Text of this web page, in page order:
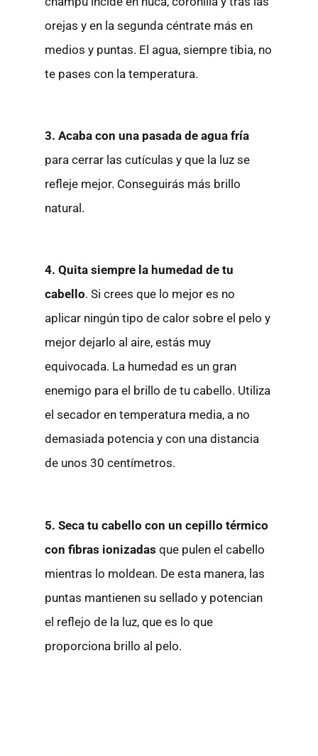
orejas y en la segunda céntrate más en
medios y puntas. El agua, siempre tibia, no
te pases con la temperatura.
3. Acaba con una pasada de agua fría
para cerrar las cutículas y que la luz se
refleje mejor. Conseguirás más brillo
natural.
4. Quita siempre la humedad de tu
cabello. Si crees que lo mejor es no
aplicar ningún tipo de calor sobre el pelo y
mejor dejarlo al aire, estás muy
equivocada. La humedad es un gran
enemigo para el brillo de tu cabello. Utiliza
el secador en temperatura media, a no
demasiada potencia y con una distancia
de unos 30 centímetros.
5. Seca tu cabello con un cepillo térmico
con fibras ionizadas que pulen el cabello
mientras lo moldean. De esta manera, las
puntas mantienen su sellado y potencian
el reflejo de la luz, que es lo que
proporciona brillo al pelo.